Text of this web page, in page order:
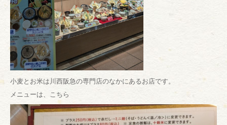
小麦とお米は川西阪急の専門店のなかにあるお店です。
メニューは、こちら